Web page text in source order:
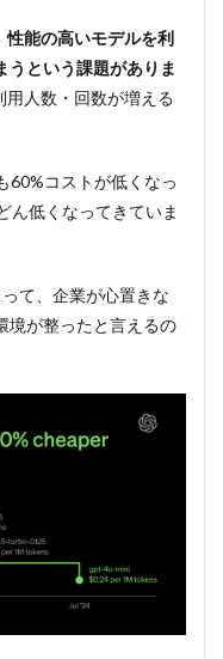
性能の高いモデルを利
うという課題がありま
用人数・回数が増える
60%コストが低くなっ
ん低くなってきていま
て、企業が心置きな
境が整ったと言えるの